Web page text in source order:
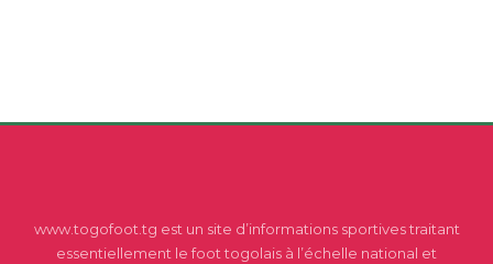
www.togofoot.tg est un site d’informations sportives traitant
essentiellement le foot togolais à l’échelle national et